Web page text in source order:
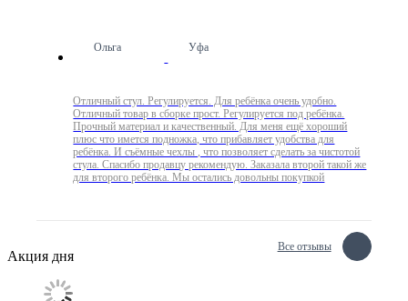
Ольга Уфа
Отличный стул. Регулируется. Для ребёнка очень удобно.
Отличный товар в сборке прост. Регулируется под ребёнка.
Прочный материал и качественный. Для меня ещё хороший
плюс что имется подножка, что прибавляет удобства для
ребёнка. И съёмные чехлы , что позволяет сделать за чистотой
стула. Спасибо продавцу рекомендую. Заказала второй такой же
для второго ребёнка. Мы остались довольны покупкой
Все отзывы
Акция дня